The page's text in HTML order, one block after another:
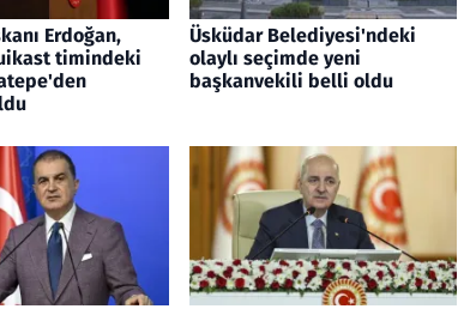
Erdoğan,
timindeki
Üsküdar Belediyesi'ndeki
olaylı seçimde yeni
başkanvekili belli oldu